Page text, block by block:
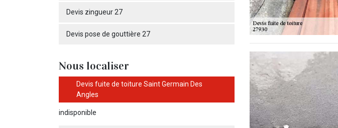
Devis zingueur 27
Devis pose de gouttière 27
Nous localiser
Devis fuite de toiture Saint Germain Des
Angles
indisponible